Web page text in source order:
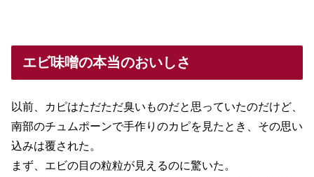
エビ味噌の本当のおいしさ
以前、カピはただただ臭いものだと思っていたのだけど、
南部のチュムポーンで手作りのカピを見たとき、その思い
込みは覆された。
まず、エビの目の粒粒が見えるのに驚いた。